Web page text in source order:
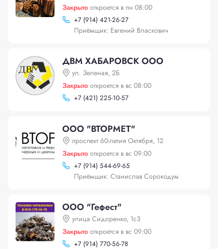
Закрыто откроется в пн 08:00
+7 (914) 421-26-27
Приёмщик: Евгений Власкович
ДВМ ХАБАРОВСК ООО
ул. Зеленая, 2Б
Закрыто откроется в вс 08:00
+7 (421) 225-10-57
ООО "ВТОРМЕТ"
проспект 60-летия Октября, 12
Закрыто откроется в вс 09:00
+7 (914) 544-69-65
Приёмщик: Станислав Сорокодум
ООО "Гефест"
улица Сидоренко, 1с3
Закрыто откроется в вс 09:00
+7 (914) 770-56-78